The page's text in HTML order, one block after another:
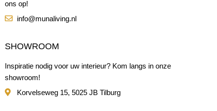
ons op!
info@munaliving.nl
SHOWROOM
Inspiratie nodig voor uw interieur? Kom langs in onze
showroom!
Korvelseweg 15, 5025 JB Tilburg